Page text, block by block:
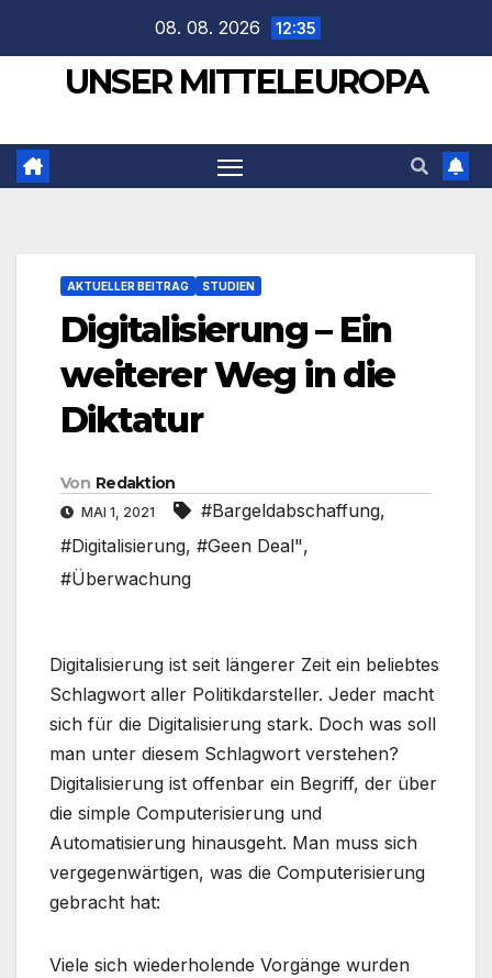
springen
08. 08. 2026 12:35
UNSER MITTELEUROPA
AKTUELLER BEITRAG STUDIEN
Digitalisierung – Ein
weiterer Weg in die
Diktatur
Von Redaktion
MAI 1, 2021 #Bargeldabschaffung,
#Digitalisierung, #Geen Deal",
#Überwachung
Digitalisierung ist seit längerer Zeit ein beliebtes
Schlagwort aller Politikdarsteller. Jeder macht
sich für die Digitalisierung stark. Doch was soll
man unter diesem Schlagwort verstehen?
Digitalisierung ist offenbar ein Begriff, der über
die simple Computerisierung und
Automatisierung hinausgeht. Man muss sich
vergegenwärtigen, was die Computerisierung
gebracht hat:
Viele sich wiederholende Vorgänge wurden